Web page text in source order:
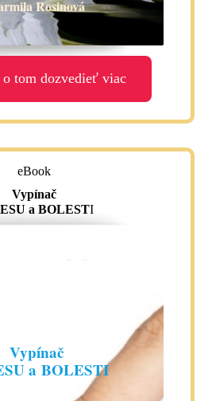
Rosinová
o tom dozvedieť viac
eBook
Vypínač
a BOLESTI
Vypínač
a BOLESTI